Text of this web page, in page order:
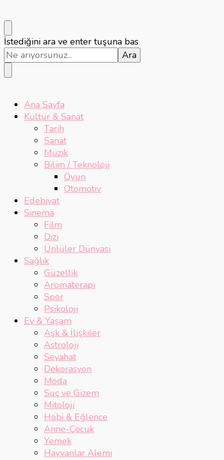
Bir
şey
mi
arıyorsunuz?
İstediğini ara ve enter tuşuna bas
Ana Sayfa
Kültür & Sanat
Tarih
Sanat
Müzik
Bilim / Teknoloji
Oyun
Otomotiv
Edebiyat
Sinema
Film
Dizi
Ünlüler Dünyası
Sağlık
Güzellik
Aromaterapi
Spor
Psikoloji
Ev & Yaşam
Aşk & İlişkiler
Astroloji
Seyahat
Dekorasyon
Moda
Suç ve Gizem
Mitoloji
Hobi & Eğlence
Anne-Çocuk
Yemek
Hayvanlar Alemi